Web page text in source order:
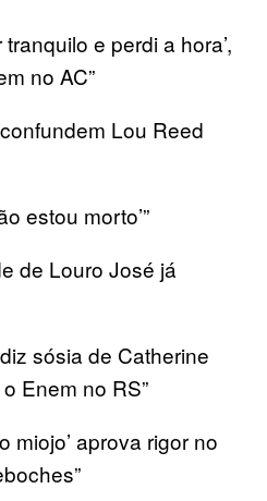
tranquilo e perdi a hora’,
no AC”
Lou Reed
estou morto’”
de Louro José já
diz sósia de Catherine
Enem no RS”
miojo’ aprova rigor no